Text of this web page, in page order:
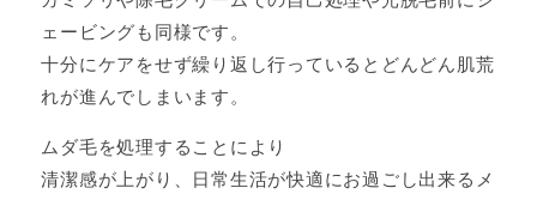
ェービングも同様です。
十分にケアをせず繰り返し行っているとどんどん肌荒
れが進んでしまいます。
ムダ毛を処理することにより
清潔感が上がり、日常生活が快適にお過ごし出来るメ